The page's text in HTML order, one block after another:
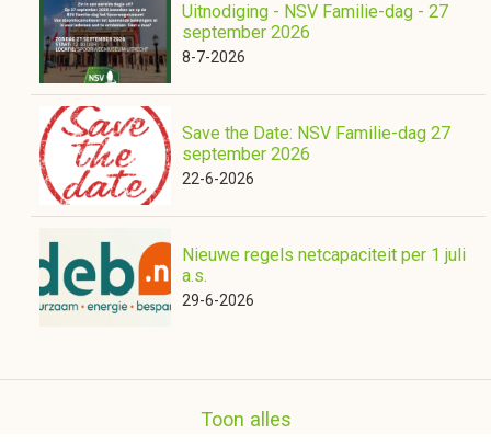
Uitnodiging - NSV Familie-dag - 27
september 2026
8-7-2026
Save the Date: NSV Familie-dag 27
september 2026
22-6-2026
Nieuwe regels netcapaciteit per 1 juli
a.s.
29-6-2026
Toon alles